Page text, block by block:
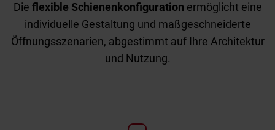
Die flexible Schienenkonfiguration ermöglicht eine
individuelle Gestaltung und maßgeschneiderte
Öffnungsszenarien, abgestimmt auf Ihre Architektur
und Nutzung.